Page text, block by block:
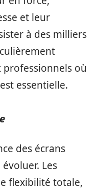
et leur
à des milliers
professionnels où
est essentielle.
des écrans
Les
flexibilité totale,